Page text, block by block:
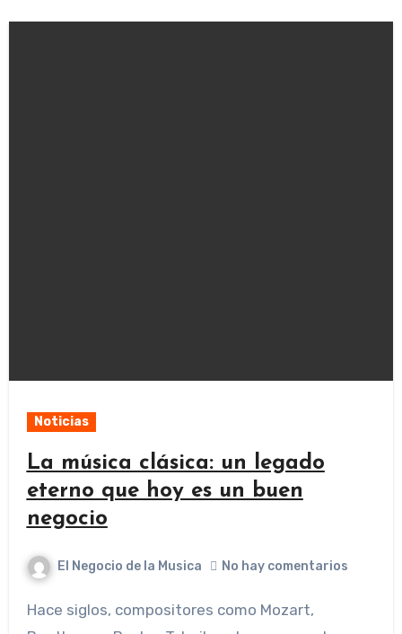
Noticias
La música clásica: un legado
eterno que hoy es un buen
negocio
El Negocio de la Musica No hay comentarios
Hace siglos, compositores como Mozart,